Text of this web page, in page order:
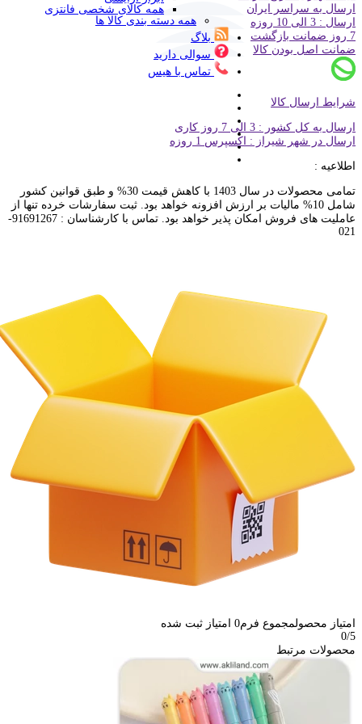
همه کالای شخصی فانتزی
همه دسته بندی کالا ها
بلاگ
سوالی دارید
تماس با هیس
ارسال به سراسر ایران
ارسال : 3 الی 10 روزه
7 روز ضمانت بازگشت
ضمانت اصل بودن کالا
شرایط ارسال کالا
ارسال به کل کشور : 3 الی 7 روز کاری
ارسال در شهر شیراز : اکسپرس 1 روزه
اطلاعیه :
تمامی محصولات در سال 1403 با کاهش قیمت 30% و طبق قوانین کشور
شامل 10% مالیات بر ارزش افزونه خواهد بود. ثبت سفارشات خرده تنها از
عاملیت های فروش امکان پذیر خواهد بود. تماس با کارشناسان : 91691267-
021
امتیاز محصولمجموع فرم0 امتیاز ثبت شده
0/5
محصولات مرتبط